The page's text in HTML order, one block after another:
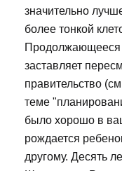
значительно
более тонкой
Продолжающееся
заставляет
правительство
теме
было хорошо в
рождается
другому. Десять